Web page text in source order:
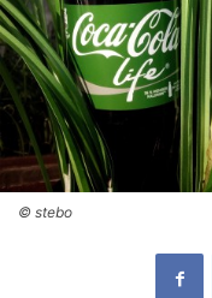
© stebo